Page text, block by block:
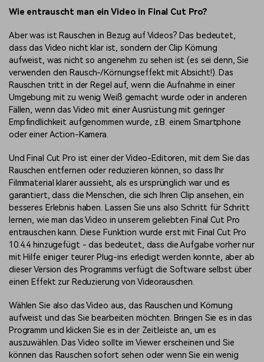
Wie entrauscht man ein Video in Final Cut Pro?
Aber was ist Rauschen in Bezug auf Videos? Das bedeutet,
dass das Video nicht klar ist, sondern der Clip Körnung
aufweist, was nicht so angenehm zu sehen ist (es sei denn, Sie
verwenden den Rausch-/Körnungseffekt mit Absicht!). Das
Rauschen tritt in der Regel auf, wenn die Aufnahme in einer
Umgebung mit zu wenig Weiß gemacht wurde oder in anderen
Fällen, wenn das Video mit einer Ausrüstung mit geringer
Empfindlichkeit aufgenommen wurde, z.B. einem Smartphone
oder einer Action-Kamera.
Und Final Cut Pro ist einer der Video-Editoren, mit dem Sie das
Rauschen entfernen oder reduzieren können, so dass Ihr
Filmmaterial klarer aussieht, als es ursprünglich war und es
garantiert, dass die Menschen, die sich Ihren Clip ansehen, ein
besseres Erlebnis haben. Lassen Sie uns also Schritt für Schritt
lernen, wie man das Video in unserem geliebten Final Cut Pro
entrauschen kann. Diese Funktion wurde erst mit Final Cut Pro
10.4.4 hinzugefügt - das bedeutet, dass die Aufgabe vorher nur
mit Hilfe einiger teurer Plug-ins erledigt werden konnte, aber ab
dieser Version des Programms verfügt die Software selbst über
einen Effekt zur Reduzierung von Videorauschen.
Wählen Sie also das Video aus, das Rauschen und Körnung
aufweist und das Sie bearbeiten möchten. Bringen Sie es in das
Programm und klicken Sie es in der Zeitleiste an, um es
auszuwählen. Das Video sollte im Viewer erscheinen und Sie
können das Rauschen sofort sehen oder wenn Sie ein wenig